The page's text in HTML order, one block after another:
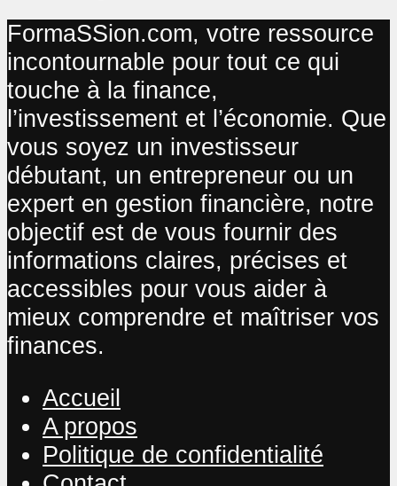
FormaSSion.com, votre ressource
incontournable pour tout ce qui
touche à la finance,
l’investissement et l’économie. Que
vous soyez un investisseur
débutant, un entrepreneur ou un
expert en gestion financière, notre
objectif est de vous fournir des
informations claires, précises et
accessibles pour vous aider à
mieux comprendre et maîtriser vos
finances.
Accueil
A propos
Politique de confidentialité